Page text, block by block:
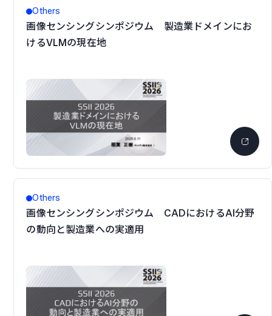
Others
画像センシングシンポジウム 製造業ドメインにお
けるVLMの現在地
Others
画像センシングシンポジウム CADにおけるAI分野
の動向と製造業への実適用